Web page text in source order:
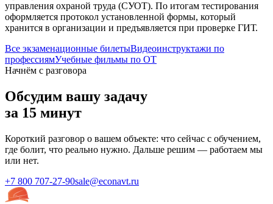
управления охраной труда (СУОТ). По итогам тестирования
оформляется протокол установленной формы, который
хранится в организации и предъявляется при проверке ГИТ.
Все экзаменационные билетыВидеоинструктажи по
профессиямУчебные фильмы по ОТ
Начнём с разговора
Обсудим вашу задачу
за 15 минут
Короткий разговор о вашем объекте: что сейчас с обучением,
где болит, что реально нужно. Дальше решим — работаем мы
или нет.
+7 800 707-27-90sale@econavt.ru